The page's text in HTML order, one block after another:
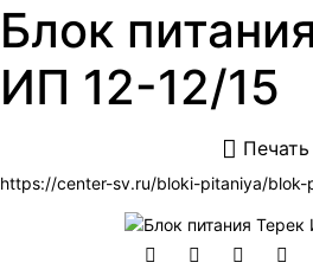
Блок
ИП 12-12/15
Печать
https://center-sv.ru/bloki-pitaniya/blok-